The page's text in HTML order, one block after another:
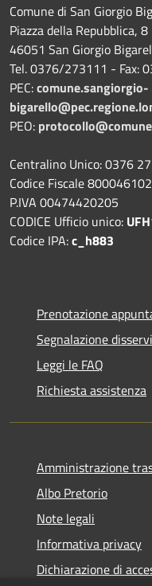
Comune di San Giorgio
Piazza della Repubblica, 8
46051 San Giorgio
Tel. 0376/273111 - Fax:
PEC:comune.sangiorgio-
PEO:
Centralino Unico: 0376
Codice Fiscale
P.IVA 00474420205
CODICE Ufficio unico:
Codice IPA:c_h883
Prenotazione
Segnalazione
Leggi le FAQ
Richiesta assistenza
Amministrazione
Albo Pretorio
Note legali
Informativa privacy
Dichiarazione di